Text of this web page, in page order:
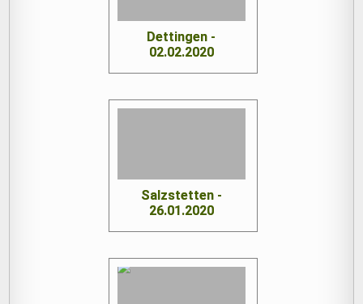
Dettingen -
02.02.2020
Salzstetten -
26.01.2020